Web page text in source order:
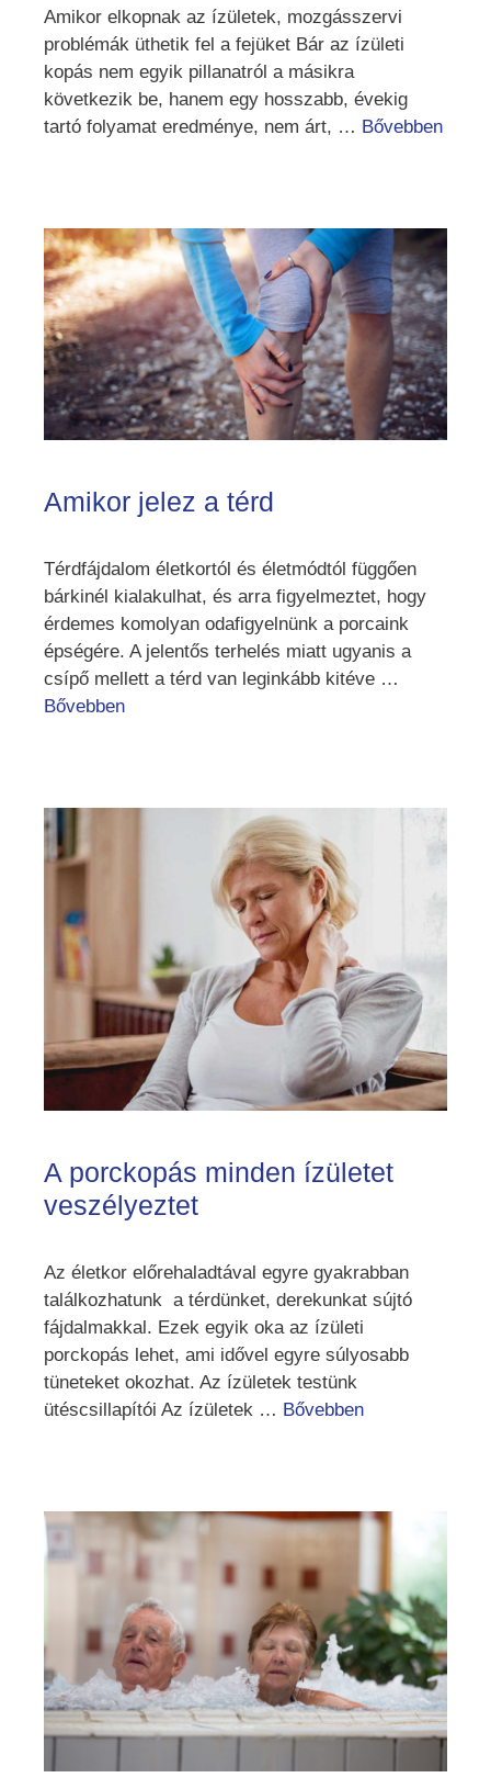
Amikor elkopnak az ízületek, mozgásszervi
problémák üthetik fel a fejüket Bár az ízületi
kopás nem egyik pillanatról a másikra
következik be, hanem egy hosszabb, évekig
tartó folyamat eredménye, nem árt, … Bővebben
Amikor jelez a térd
Térdfájdalom életkortól és életmódtól függően
bárkinél kialakulhat, és arra figyelmeztet, hogy
érdemes komolyan odafigyelnünk a porcaink
épségére. A jelentős terhelés miatt ugyanis a
csípő mellett a térd van leginkább kitéve …
Bővebben
A porckopás minden ízületet
veszélyeztet
Az életkor előrehaladtával egyre gyakrabban
találkozhatunk a térdünket, derekunkat sújtó
fájdalmakkal. Ezek egyik oka az ízületi
porckopás lehet, ami idővel egyre súlyosabb
tüneteket okozhat. Az ízületek testünk
ütéscsillapítói Az ízületek … Bővebben